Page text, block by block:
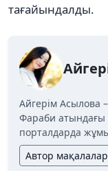
тағайындалды.
Айгерім Асылова
Фараби атындағы
порталдарда
Автор